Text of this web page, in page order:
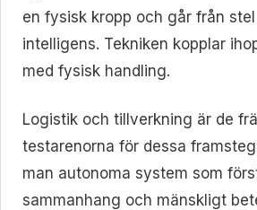
en fysisk kropp och går från
intelligens. Tekniken kopplar
med fysisk handling.
Logistik och tillverkning är de
testarenorna för dessa
man autonoma system som
sammanhang och mänskligt